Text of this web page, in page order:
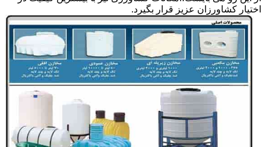
اختیار کشاورزان عزیز قرار بگیرد.